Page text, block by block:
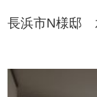
長浜市N様邸